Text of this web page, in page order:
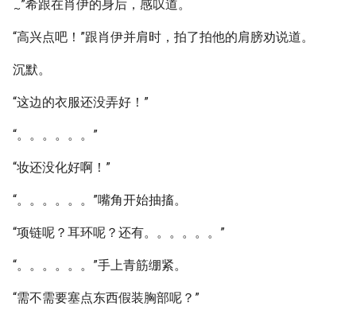
~”希跟在肖伊的身后，感叹道。
“高兴点吧！”跟肖伊并肩时，拍了拍他的肩膀劝说道。
沉默。
“这边的衣服还没弄好！”
“。。。。。。”
“妆还没化好啊！”
“。。。。。。”嘴角开始抽搐。
“项链呢？耳环呢？还有。。。。。。”
“。。。。。。”手上青筋绷紧。
“需不需要塞点东西假装胸部呢？”